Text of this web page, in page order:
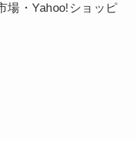
場・Yahoo!ショッピ